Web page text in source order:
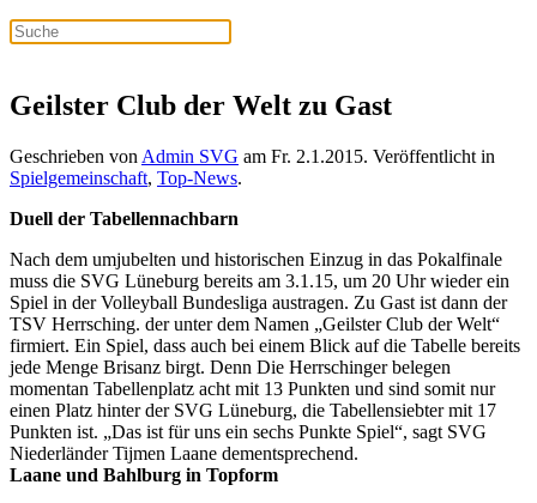
Geilster Club der Welt zu Gast
Geschrieben von Admin SVG am Fr. 2.1.2015. Veröffentlicht in
Spielgemeinschaft, Top-News.
Duell der Tabellennachbarn
Nach dem umjubelten und historischen Einzug in das Pokalfinale
muss die SVG Lüneburg bereits am 3.1.15, um 20 Uhr wieder ein
Spiel in der Volleyball Bundesliga austragen. Zu Gast ist dann der
TSV Herrsching. der unter dem Namen „Geilster Club der Welt“
firmiert. Ein Spiel, dass auch bei einem Blick auf die Tabelle bereits
jede Menge Brisanz birgt. Denn Die Herrschinger belegen
momentan Tabellenplatz acht mit 13 Punkten und sind somit nur
einen Platz hinter der SVG Lüneburg, die Tabellensiebter mit 17
Punkten ist. „Das ist für uns ein sechs Punkte Spiel“, sagt SVG
Niederländer Tijmen Laane dementsprechend.
Laane und Bahlburg in Topform